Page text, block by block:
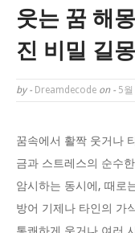
웃는 꿈 해
진 비밀 길
by - Dreamdecode on - 5
꿈속에서 활짝 웃거나
금과 스트레스의 순수
암시하는 동시에, 때로
방어 기제나 타인의 가